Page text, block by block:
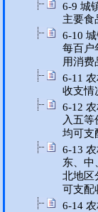
6-9 城
主要食
6-10
每百户
用消费
6-11
收支情
6-12
入五等
均可支
6-13
东、中
北地区
可支配
6-14